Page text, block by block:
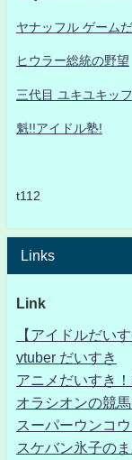
ヤナッフル ゲーム
ヒウラー総統の野望
三代目 ユキユキッ
魁!!アイドル塾!
t112
Links
Link
【アイドルだい
vtuber だいすき
アニメだいすき
オラシオンの競
スーパーウンコ
スケバン氷子のま